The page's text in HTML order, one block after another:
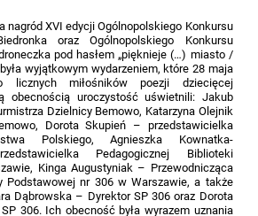
nagród XVI edycji Ogólnopolskiego Konkursu
oraz Ogólnopolskiego Konkursu
pod hasłem „pięknieje (…) miasto /
wyjątkowym wydarzeniem, które 28 maja
licznych miłośników poezji dziecięcej
obecnością uroczystość uświetnili: Jakub
Dzielnicy Bemowo, Katarzyna Olejnik
Dorota Skupień – przedstawicielka
Polskiego, Agnieszka Kownatka-
Pedagogicznej Biblioteki
Kinga Augustyniak – Przewodnicząca
Podstawowej nr 306 w Warszawie, a także
Dąbrowska – Dyrektor SP 306 oraz Dorota
306. Ich obecność była wyrazem uznania